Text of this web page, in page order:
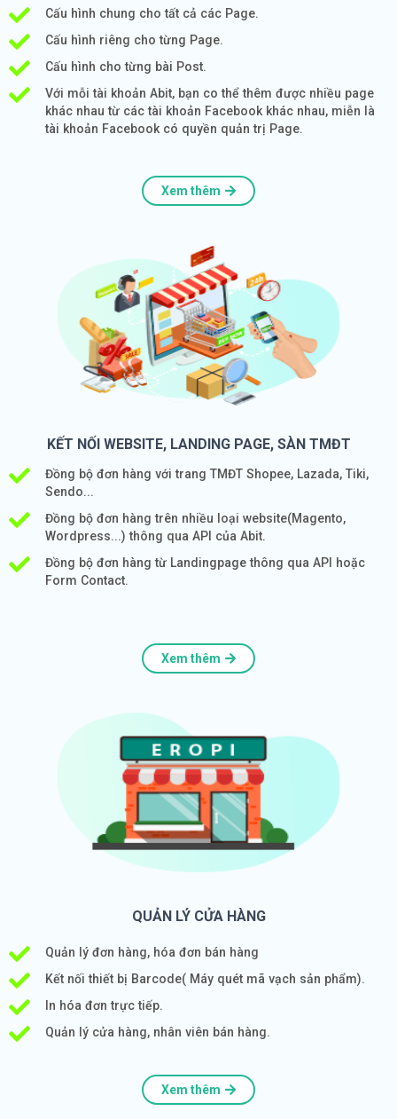
Cấu hình chung cho tất cả các Page.
Cấu hình riêng cho từng Page.
Cấu hình cho từng bài Post.
Với mỗi tài khoản Abit, bạn co thể thêm được nhiều page
khác nhau từ các tài khoản Facebook khác nhau, miễn là
tài khoản Facebook có quyền quản trị Page.
Xem thêm
KẾT NỐI WEBSITE, LANDING PAGE, SÀN TMĐT
Đồng bộ đơn hàng với trang TMĐT Shopee, Lazada, Tiki,
Sendo...
Đồng bộ đơn hàng trên nhiều loại website(Magento,
Wordpress...) thông qua API của Abit.
Đồng bộ đơn hàng từ Landingpage thông qua API hoặc
Form Contact.
Xem thêm
QUẢN LÝ CỬA HÀNG
Quản lý đơn hàng, hóa đơn bán hàng
Kết nối thiết bị Barcode( Máy quét mã vạch sản phẩm).
In hóa đơn trực tiếp.
Quản lý cửa hàng, nhân viên bán hàng.
Xem thêm